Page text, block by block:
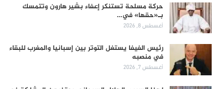
حركة مسلحة تستنكر إعفاء بشير هارون وتتمسك
بـ«حقها» في…
أغسطس 8, 2026
رئيس الفيفا يستغل التوتر بين إسبانيا والمغرب للبقاء
في منصبه
أغسطس 7, 2026